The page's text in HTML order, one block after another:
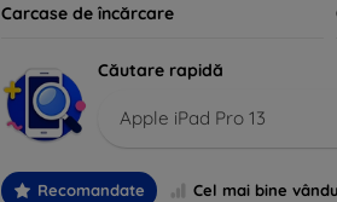
Carcase de încărcare
Căutare rapidă
Apple iPad Pro 13
Recomandate Cel mai bine